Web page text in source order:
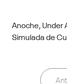
Anoche, Under
Simulada de